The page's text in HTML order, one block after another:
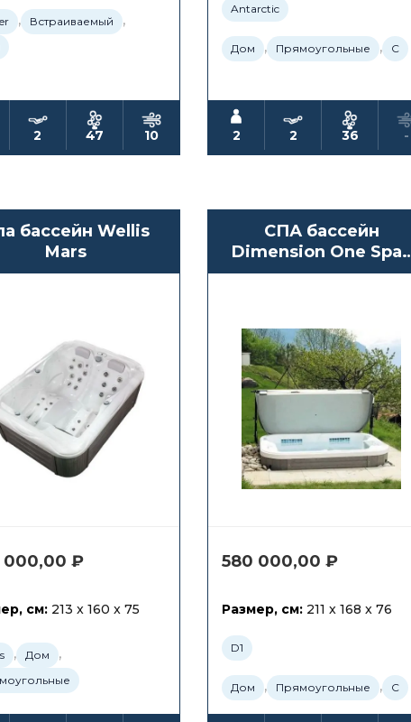
, Встраиваемый ,
2 47 10
Antarctic
Дом , Прямоугольные , С
2 2 36 -
бассейн Wellis
Mars
000,00 ₽
см:213 x 160 x 75
, Дом ,
СПА бассейн
Dimension One Spas
Serenade
580 000,00 ₽
Размер, см:211 x 168 x 76
D1
Дом , Прямоугольные , С